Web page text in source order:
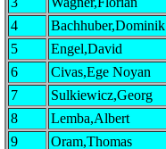
4
Bachhuber,Dominik
5
Engel,David
6
Civas,Ege Noyan
7
Sulkiewicz,Georg
8
Lemba,Albert
9
Oram,Thomas